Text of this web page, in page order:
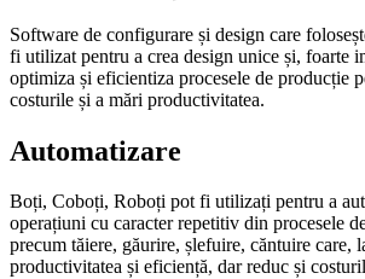
Software de configurare și design care
fi utilizat pentru a crea design unice și, foarte
optimiza și eficientiza procesele de producție
costurile și a mări productivitatea.
Automatizare
Boți, Coboți, Roboți pot fi utilizați pentru a
operațiuni cu caracter repetitiv din procesele
precum tăiere, găurire, șlefuire, căntuire care,
productivitatea și eficiență, dar reduc și